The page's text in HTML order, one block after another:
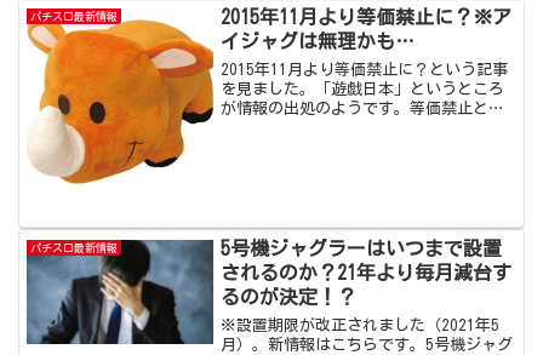
いよいよホールに導入されますね。年末
にハッピージ...
パチスロ最新情報
2015年11月より等価禁止に？※ア
イジャグは無理かも…
2015年11月より等価禁止に？という記事
を見ました。「遊戯日本」というところ
が情報の出処のようです。等価禁止とい
パチスロ最新情報
5号機ジャグラーはいつまで設置
されるのか？21年より毎月減台す
るのが決定！？
※設置期限が改正されました（2021年5
月）。新情報はこちらです。5号機ジャグ